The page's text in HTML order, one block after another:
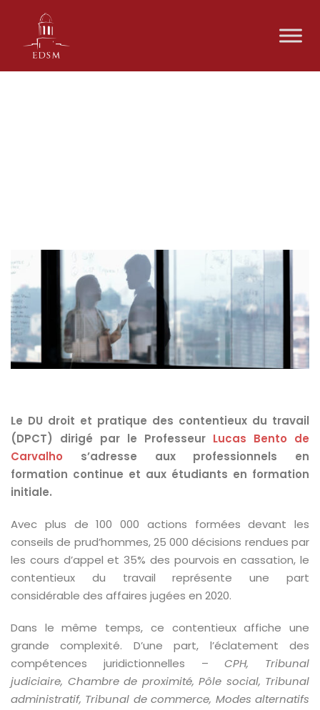
Le DU droit et pratique des contentieux du travail
(DPCT) dirigé par le Professeur Lucas Bento de
Carvalho s’adresse aux professionnels en
formation continue et aux étudiants en formation
initiale.
Avec plus de 100 000 actions formées devant les
conseils de prud’hommes, 25 000 décisions rendues par
les cours d’appel et 35% des pourvois en cassation, le
contentieux du travail représente une part
considérable des affaires jugées en 2020.
Dans le même temps, ce contentieux affiche une
grande complexité. D’une part, l’éclatement des
compétences juridictionnelles –CPH, Tribunal
judiciaire, Chambre de proximité, Pôle social, Tribunal
administratif, Tribunal de commerce, Modes alternatifs